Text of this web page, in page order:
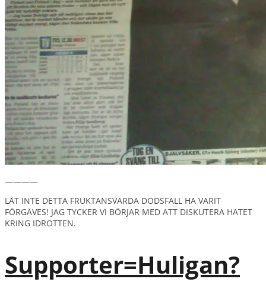
————
LÅT INTE DETTA FRUKTANSVÄRDA DÖDSFALL HA VARIT
FÖRGÄVES! JAG TYCKER VI BÖRJAR MED ATT DISKUTERA HATET
KRING IDROTTEN.
Supporter=Huligan?